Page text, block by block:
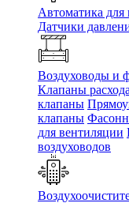
Автоматика для
Датчики
Воздуховоды и
Клапаны расхода
клапаны
клапаны
для вентиляции
воздуховодов